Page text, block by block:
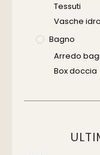
Tessuti
Vasche
Bagno
Arredo
Box doccia
Placche di
Domotica